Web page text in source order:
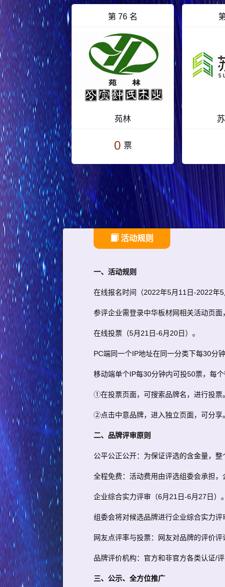
第 76 名
苑林
0 票
活动规则
一、活动规则
在线报名时间（2022年5月11日-2022年5
参评企业需登录中华板材网相关活动页面
在线投票（5月21日-6月20日）。
PC端同一个IP地址在同一分类下每30分
移动端单个IP每30分钟内可投50票，每
①在投票页面，可搜索品牌名，进行投票。
②点击中意品牌，进入独立页面，可分享。
二、品牌评审原则
公平公正公开：为保证评选的含金量，
全程免费：活动费用由评选组委会承担，
企业综合实力评审（6月21日-6月27日）。
组委会将对候选品牌进行企业综合实力评
网友点评率与投票：网友对品牌的评价评
品牌评价机构：官方和非官方各类认证/评
三、公示、全方位推广